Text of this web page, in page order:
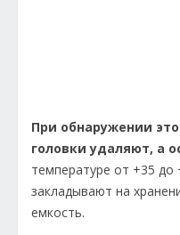
При обнаружении
головки удаляют, а
температуре от +35 до
закладывают на
емкость.